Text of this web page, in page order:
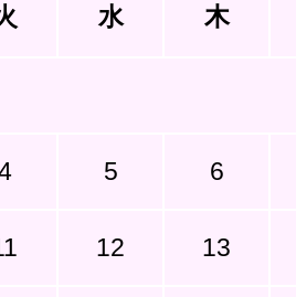
水 木
5 6
12 13